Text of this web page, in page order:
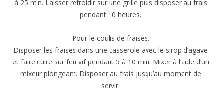
à 25 min. Laisser refroidir sur une grille puis disposer au frais
pendant 10 heures.
Pour le coulis de fraises.
Disposer les fraises dans une casserole avec le sirop d’agave
et faire cuire sur feu vif pendant 5 à 10 min. Mixer à l’aide d’un
mixeur plongeant. Disposer au frais jusqu’au moment de
servir.